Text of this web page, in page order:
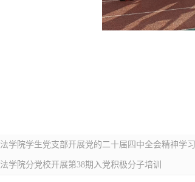
法学院学生党支部开展党的二十届四中全会精神学习
法学院分党校开展第38期入党积极分子培训